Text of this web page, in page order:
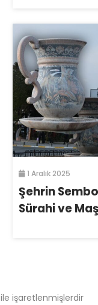
1 Aralık 2025
Şehrin
Sürahi ve
ile işaretlenmişlerdir